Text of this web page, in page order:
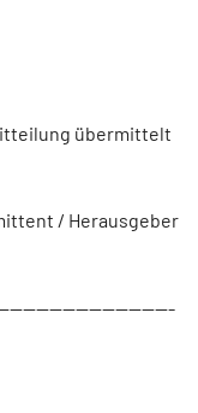
übermittelt
/ Herausgeber